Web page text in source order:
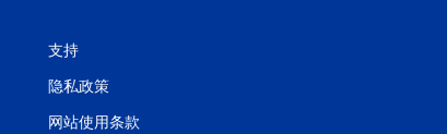
支持
隐私政策
网站使用条款